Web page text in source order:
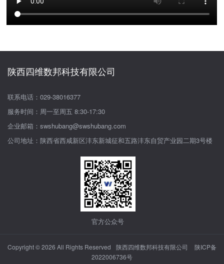
陕西四维数邦科技有限公司
联系电话：029-38016377
服务时间：周一至周五 8:30-17:30
企业邮箱：swshubang@swshubang.com
公司地址：陕西省西咸新区沣东新城征和五路沣东自贸产业园二期3号楼
官方公众号
Copyright © 2026 All Rights Reserved 陕西四维数邦科技有限公司
陕ICP备
2022006736号